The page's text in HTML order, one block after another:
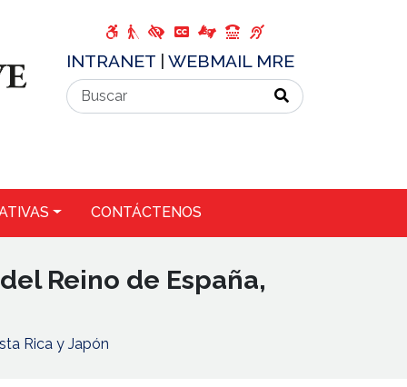
INTRANET WEBMAIL MRE
CONTÁCTENOS
Reino de España,
Rica y Japón